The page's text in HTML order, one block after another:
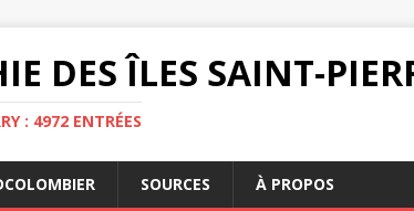
DES ÎLES SAINT-
: 4972 ENTRÉES
SOURCES À PROPOS